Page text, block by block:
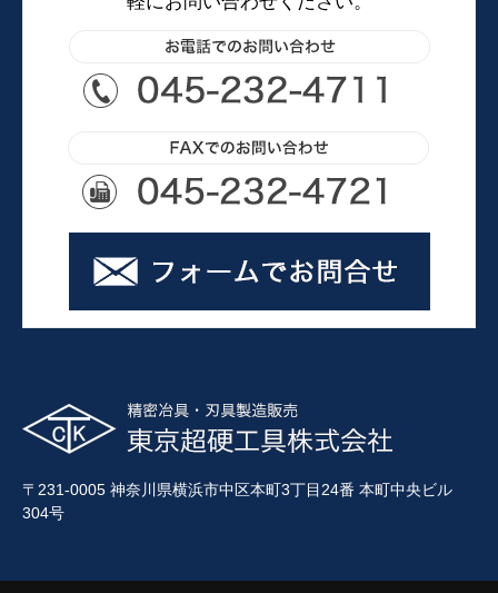
〒231-0005 神奈川県横浜市中区本町3丁目24番 本町中央ビル
304号